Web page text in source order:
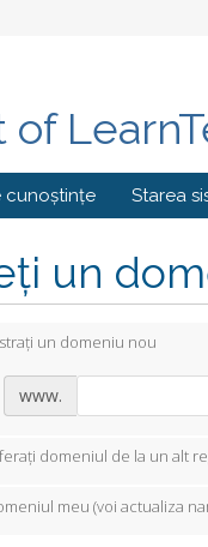
cunoștințe Starea
un
un domeniu nou
www.
domeniul de la un alt
meu (voi actualiza